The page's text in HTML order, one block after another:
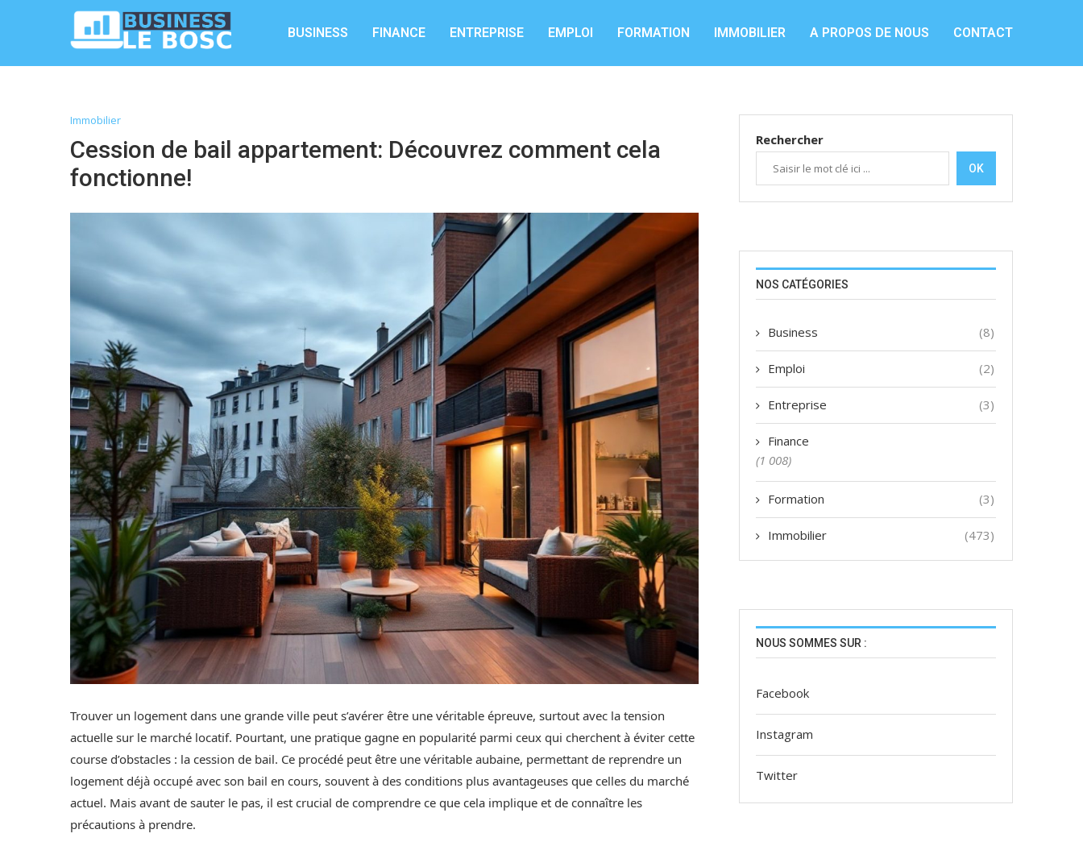
BUSINESS FINANCE ENTREPRISE EMPLOI FORMATION IMMOBILIER A PROPOS DE NOUS CONTACT
Immobilier
Cession de bail appartement: Découvrez comment cela
fonctionne!
Trouver un logement dans une grande ville peut s’avérer être une véritable épreuve, surtout avec la tension
actuelle sur le marché locatif. Pourtant, une pratique gagne en popularité parmi ceux qui cherchent à éviter cette
course d’obstacles : la cession de bail. Ce procédé peut être une véritable aubaine, permettant de reprendre un
logement déjà occupé avec son bail en cours, souvent à des conditions plus avantageuses que celles du marché
actuel. Mais avant de sauter le pas, il est crucial de comprendre ce que cela implique et de connaître les
précautions à prendre.
Rechercher
OK
NOS CATÉGORIES
Business (8)
Emploi (2)
Entreprise (3)
Finance
(1 008)
Formation (3)
Immobilier (473)
NOUS SOMMES SUR :
Facebook
Instagram
Twitter